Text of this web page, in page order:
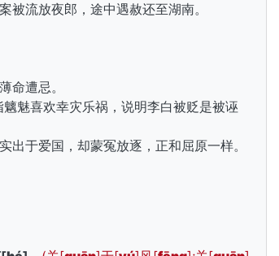
被流放夜郎，途中遇赦还至湖南。
命遭忌。
魅喜欢幸灾乐祸，说明李白被贬是被诬
出于爱国，却蒙冤放逐，正和屈原一样。